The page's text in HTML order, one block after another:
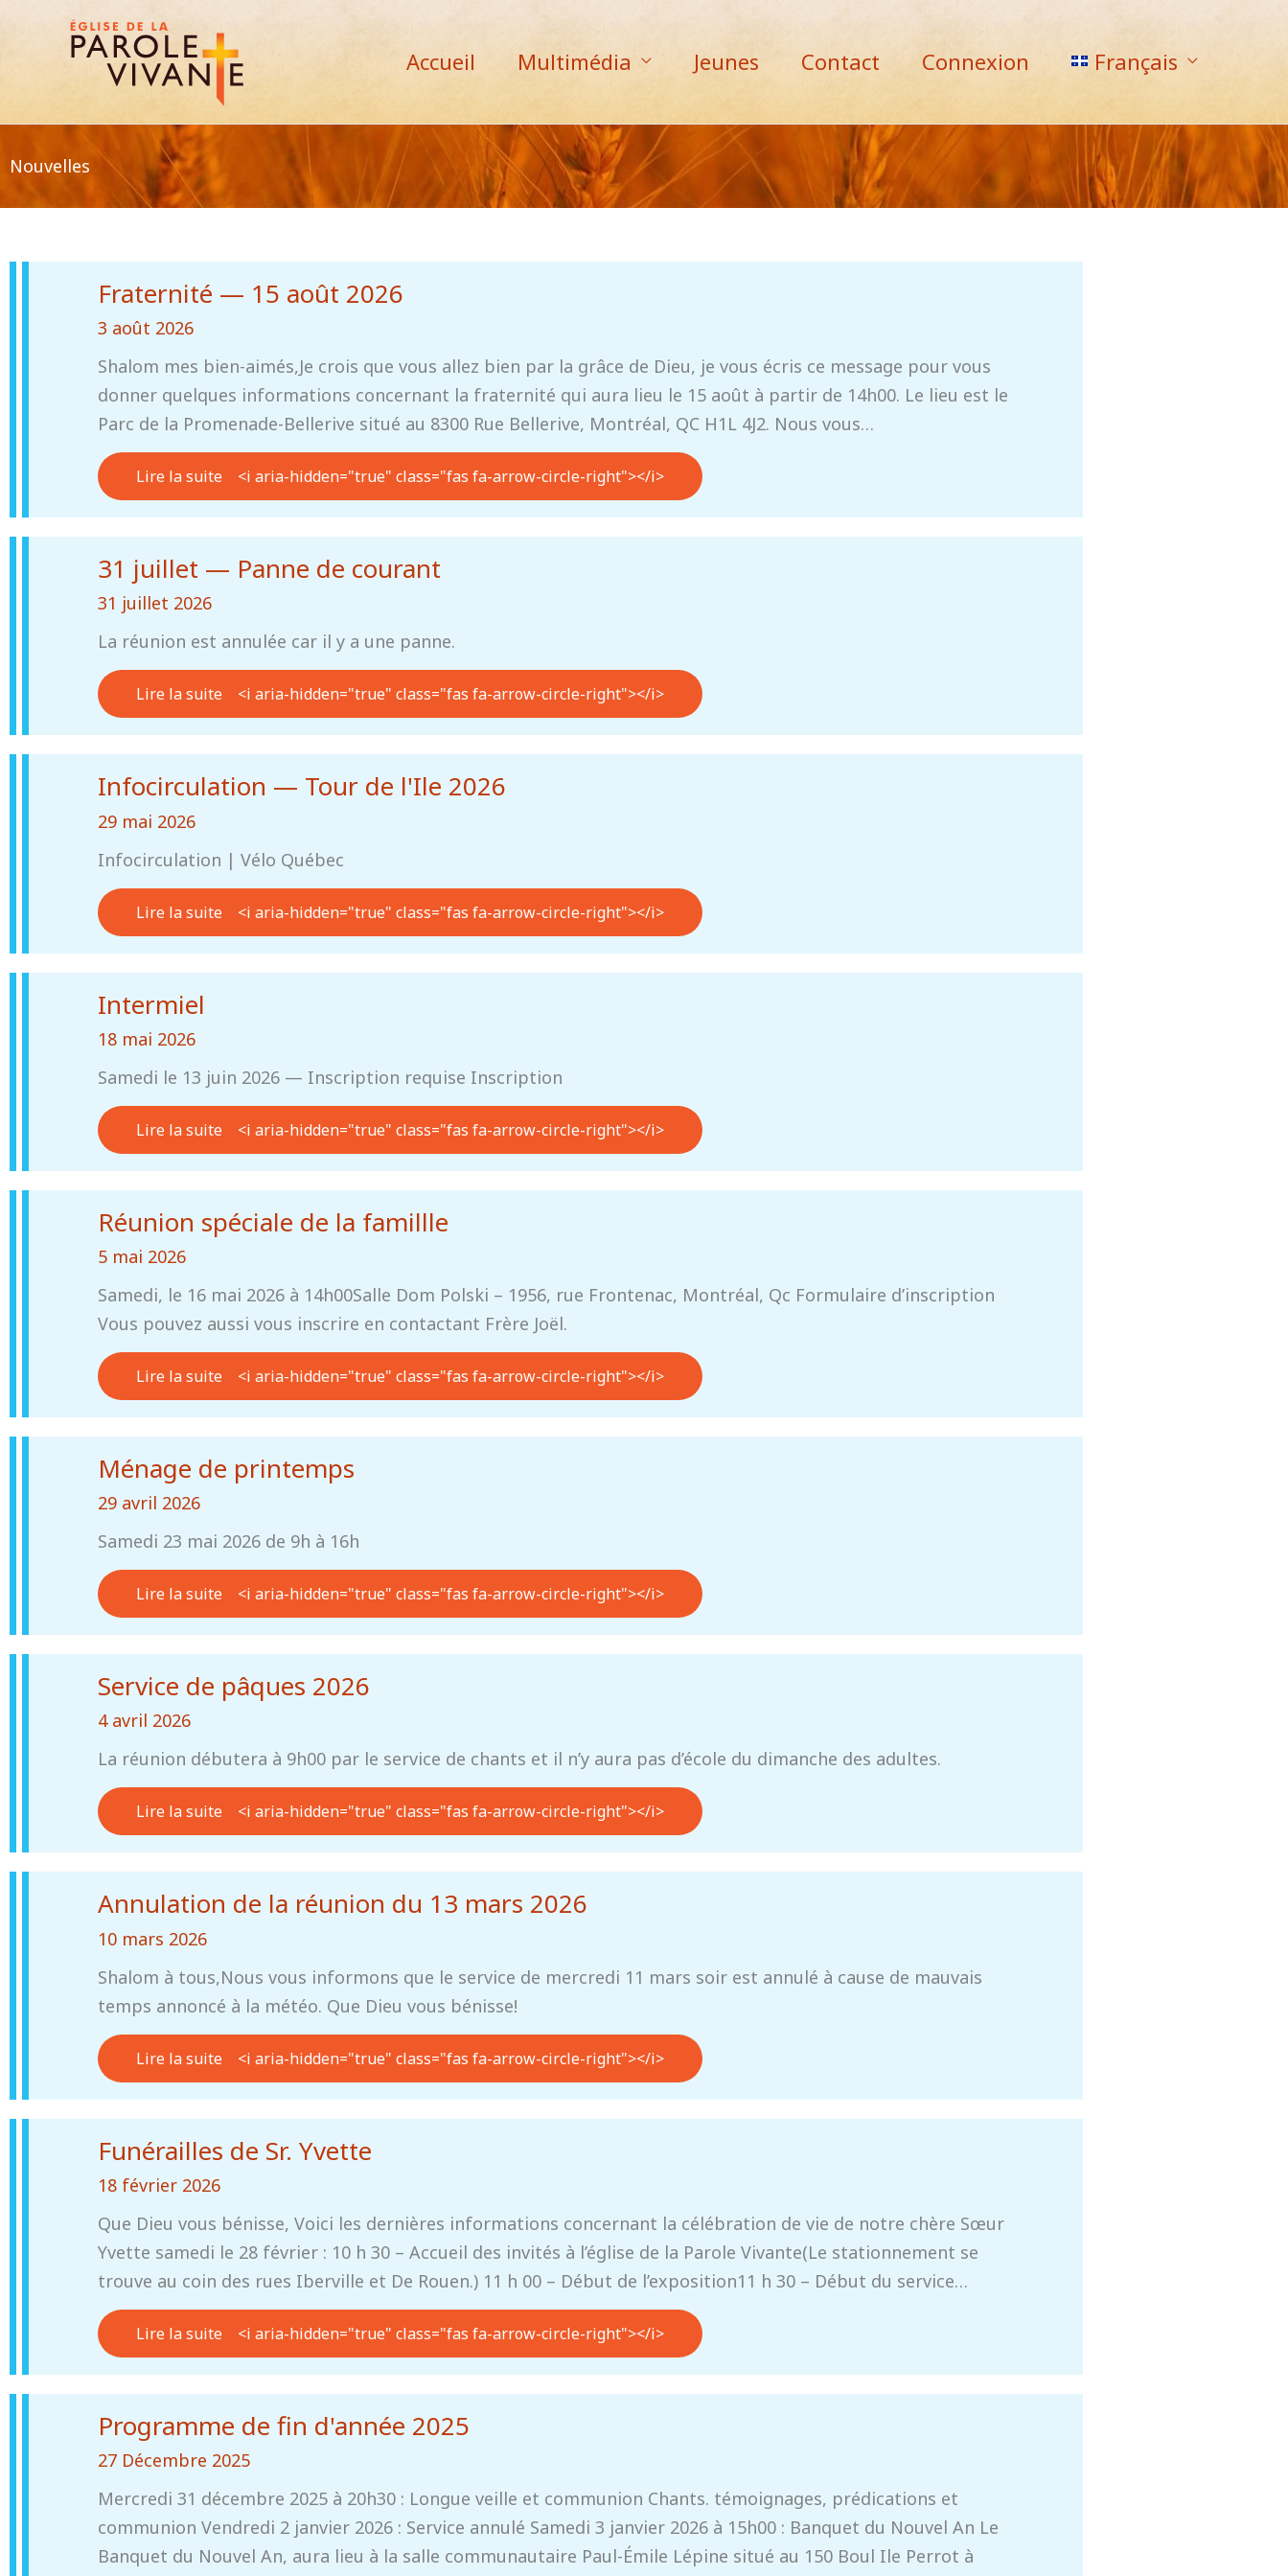
Accueil Multimédia Jeunes Contact Connexion Français
Nouvelles
Fraternité — 15 août 2026
3 août 2026
Shalom mes bien-aimés,Je crois que vous allez bien par la grâce de Dieu, je vous écris ce message pour vous
donner quelques informations concernant la fraternité qui aura lieu le 15 août à partir de 14h00. Le lieu est le
Parc de la Promenade-Bellerive situé au 8300 Rue Bellerive, Montréal, QC H1L 4J2. Nous vous…
Lire la suite <i aria-hidden="true" class="fas fa-arrow-circle-right"></i>
31 juillet — Panne de courant
31 juillet 2026
La réunion est annulée car il y a une panne.
Lire la suite <i aria-hidden="true" class="fas fa-arrow-circle-right"></i>
Infocirculation — Tour de l'Ile 2026
29 mai 2026
Infocirculation | Vélo Québec
Lire la suite <i aria-hidden="true" class="fas fa-arrow-circle-right"></i>
Intermiel
18 mai 2026
Samedi le 13 juin 2026 — Inscription requise Inscription
Lire la suite <i aria-hidden="true" class="fas fa-arrow-circle-right"></i>
Réunion spéciale de la famillle
5 mai 2026
Samedi, le 16 mai 2026 à 14h00Salle Dom Polski – 1956, rue Frontenac, Montréal, Qc Formulaire d’inscription
Vous pouvez aussi vous inscrire en contactant Frère Joël.
Lire la suite <i aria-hidden="true" class="fas fa-arrow-circle-right"></i>
Ménage de printemps
29 avril 2026
Samedi 23 mai 2026 de 9h à 16h
Lire la suite <i aria-hidden="true" class="fas fa-arrow-circle-right"></i>
Service de pâques 2026
4 avril 2026
La réunion débutera à 9h00 par le service de chants et il n’y aura pas d’école du dimanche des adultes.
Lire la suite <i aria-hidden="true" class="fas fa-arrow-circle-right"></i>
Annulation de la réunion du 13 mars 2026
10 mars 2026
Shalom à tous,Nous vous informons que le service de mercredi 11 mars soir est annulé à cause de mauvais
temps annoncé à la météo. Que Dieu vous bénisse!
Lire la suite <i aria-hidden="true" class="fas fa-arrow-circle-right"></i>
Funérailles de Sr. Yvette
18 février 2026
Que Dieu vous bénisse, Voici les dernières informations concernant la célébration de vie de notre chère Sœur
Yvette samedi le 28 février : 10 h 30 – Accueil des invités à l’église de la Parole Vivante(Le stationnement se
trouve au coin des rues Iberville et De Rouen.) 11 h 00 – Début de l’exposition11 h 30 – Début du service…
Lire la suite <i aria-hidden="true" class="fas fa-arrow-circle-right"></i>
Programme de fin d'année 2025
27 Décembre 2025
Mercredi 31 décembre 2025 à 20h30 : Longue veille et communion Chants. témoignages, prédications et
communion Vendredi 2 janvier 2026 : Service annulé Samedi 3 janvier 2026 à 15h00 : Banquet du Nouvel An Le
Banquet du Nouvel An, aura lieu à la salle communautaire Paul-Émile Lépine situé au 150 Boul Ile Perrot à